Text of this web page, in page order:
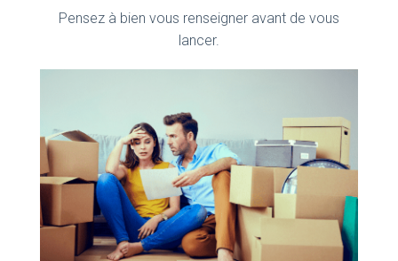
Pensez à bien vous renseigner avant de vous
lancer.